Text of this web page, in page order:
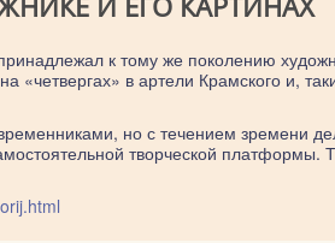
к тому же поколению
в артели Крамского и,
но с течением зремени
творческой платформы.